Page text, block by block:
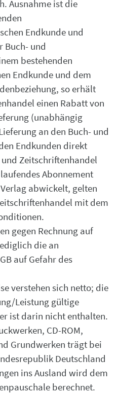
Ausnahme ist die
Endkunde und
Buch- und
bestehenden
Endkunde und dem
so erhält
einen Rabatt von
(unabhängig
an den Buch- und
Endkunden direkt
Zeitschriftenhandel
Abonnement
abwickelt, gelten
mit dem
gegen Rechnung auf
die an
auf Gefahr des
verstehen sich netto; die
Leistung gültige
ist darin nicht enthalten.
CD-ROM,
Grundwerken trägt bei
Deutschland
ins Ausland wird dem
berechnet.